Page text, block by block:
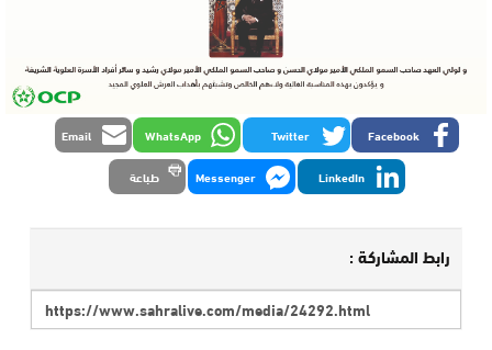
Facebook
Twitter
WhatsApp
Email
LinkedIn
Messenger طباعة
رابط المشاركة :